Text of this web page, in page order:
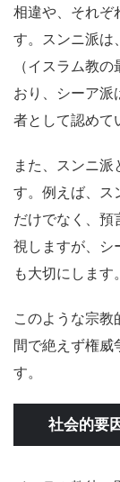
相違や、それぞ
す。スンニ派は
（イスラム教
おり、シーア派
者として認めて
また、スンニ派
す。例えば、ス
だけでなく、預
視しますが、シ
も大切にします。
このような宗
間で絶えず権威
す。
社会的要